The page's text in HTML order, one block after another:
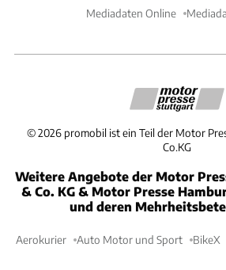
Mediadaten Online
©2026 promobil ist ein Teil der Motor
Co.KG
Weitere Angebote der Motor
& Co. KG & Motor Presse
und deren
Aerokurier Auto Motor und Sport BikeX